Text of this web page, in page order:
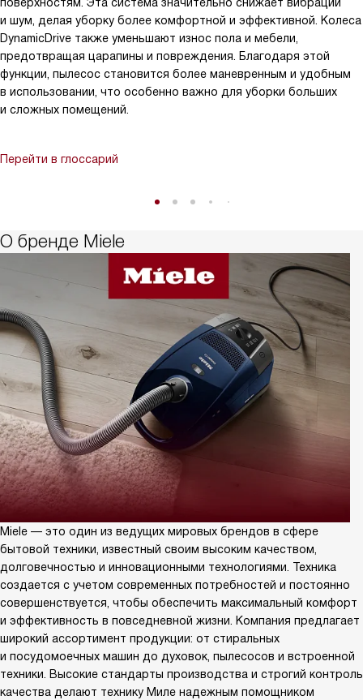
и шум, делая уборку более комфортной и эффективной. Колеса
DynamicDrive также уменьшают износ пола и мебели,
предотвращая царапины и повреждения. Благодаря этой
функции, пылесос становится более маневренным и удобным
в использовании, что особенно важно для уборки больших
и сложных помещений.
Перейти в глоссарий
О бренде Miele
Miele — это один из ведущих мировых брендов в сфере
бытовой техники, известный своим высоким качеством,
долговечностью и инновационными технологиями. Техника
создается с учетом современных потребностей и постоянно
совершенствуется, чтобы обеспечить максимальный комфорт
и эффективность в повседневной жизни. Компания предлагает
широкий ассортимент продукции: от стиральных
и посудомоечных машин до духовок, пылесосов и встроенной
техники. Высокие стандарты производства и строгий контроль
качества делают технику Миле надежным помощником